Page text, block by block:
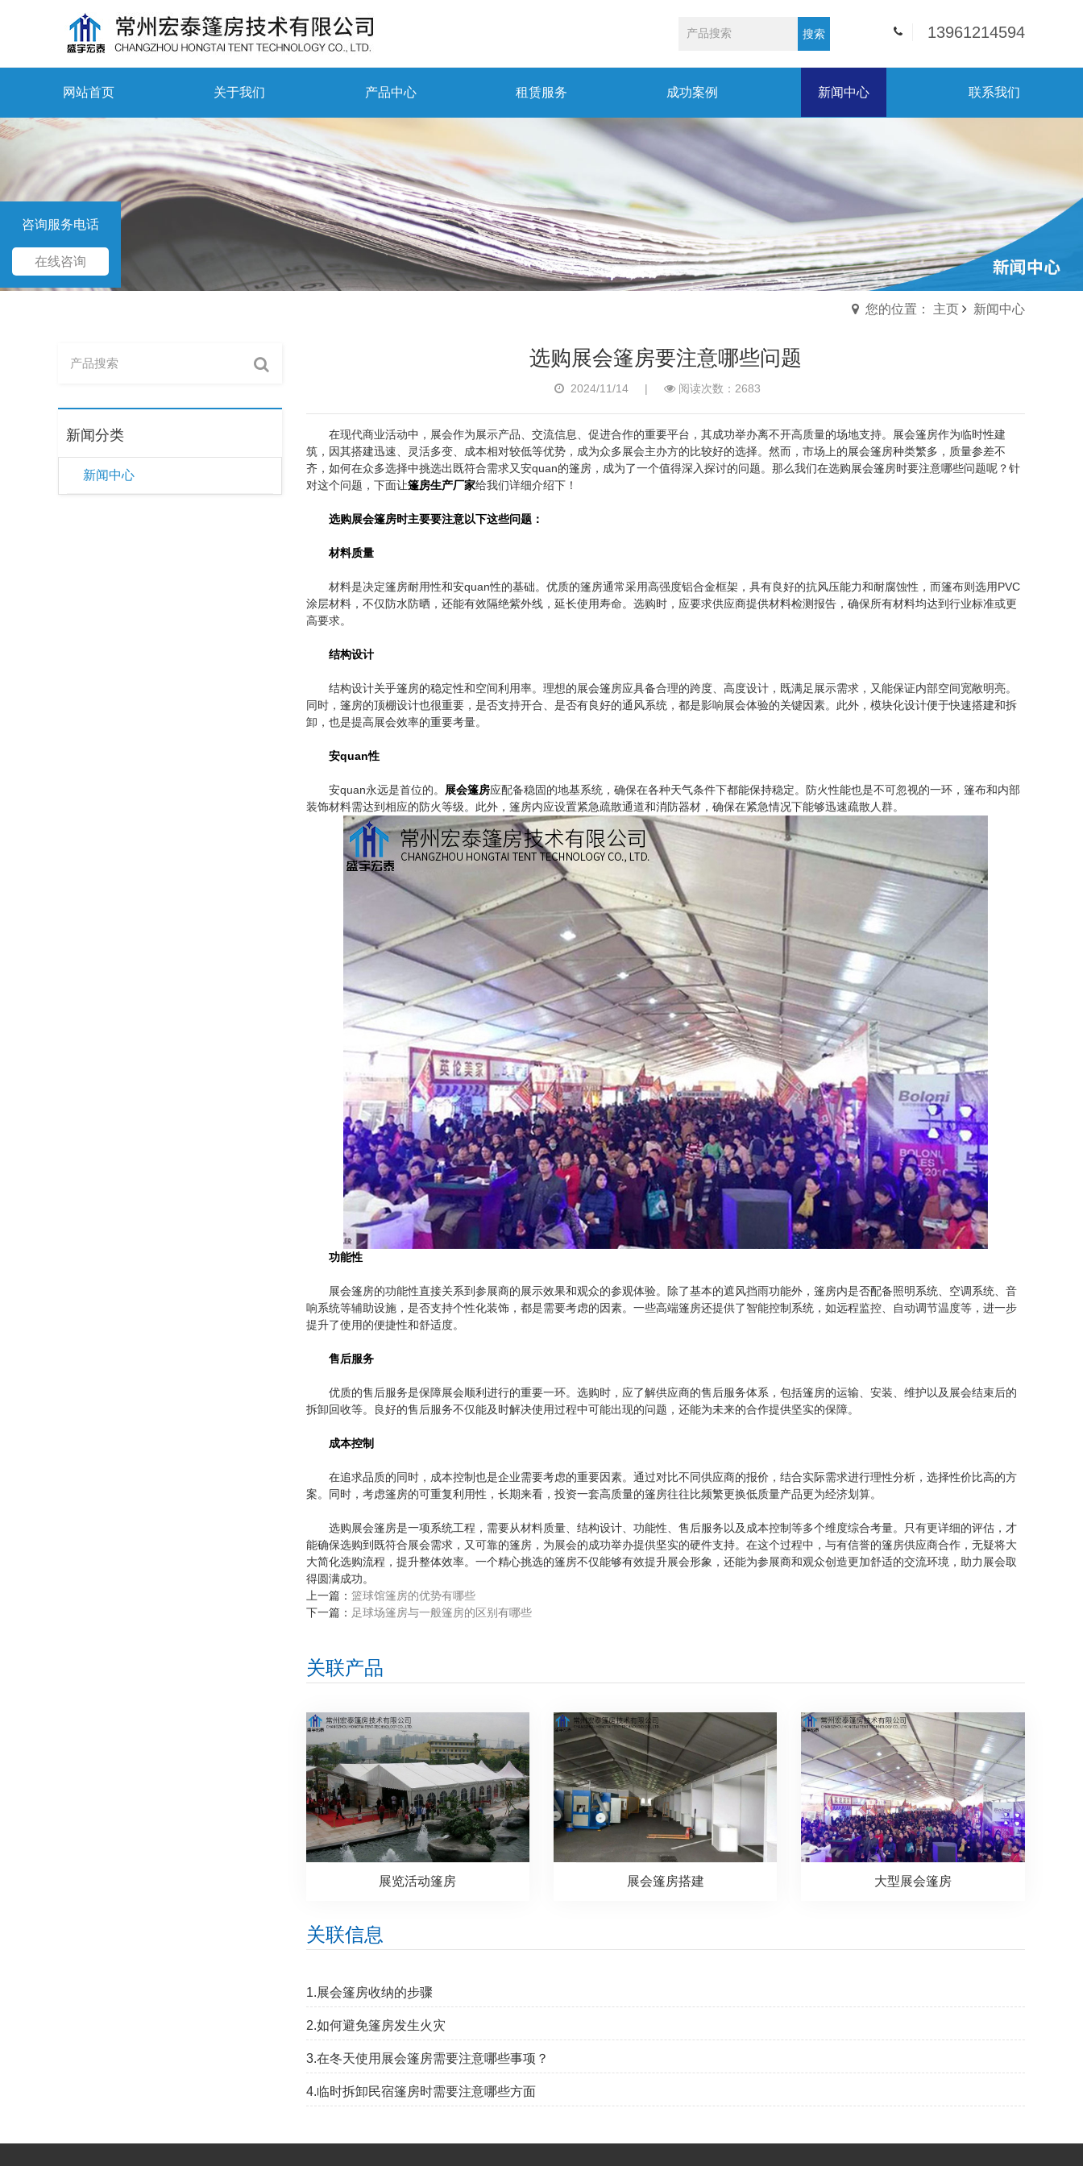
搜索 13961214594
网站首页 关于我们 产品中心 租赁服务 成功案例 新闻中心 联系我们
您的位置： 主页 新闻中心
新闻分类
新闻中心
选购展会篷房要注意哪些问题
2024/11/14 | 阅读次数：2683
在现代商业活动中，展会作为展示产品、交流信息、促进合作的重要平台，其成功举办离不开高质量的场地支持。展会篷房作为临时性建
筑，因其搭建迅速、灵活多变、成本相对较低等优势，成为众多展会主办方的比较好的选择。然而，市场上的展会篷房种类繁多，质量参差不
齐，如何在众多选择中挑选出既符合需求又安quan的篷房，成为了一个值得深入探讨的问题。那么我们在选购展会篷房时要注意哪些问题呢？针
对这个问题，下面让篷房生产厂家给我们详细介绍下！
选购展会篷房时主要要注意以下这些问题：
材料质量
材料是决定篷房耐用性和安quan性的基础。优质的篷房通常采用高强度铝合金框架，具有良好的抗风压能力和耐腐蚀性，而篷布则选用PVC
涂层材料，不仅防水防晒，还能有效隔绝紫外线，延长使用寿命。选购时，应要求供应商提供材料检测报告，确保所有材料均达到行业标准或更
高要求。
结构设计
结构设计关乎篷房的稳定性和空间利用率。理想的展会篷房应具备合理的跨度、高度设计，既满足展示需求，又能保证内部空间宽敞明亮。
同时，篷房的顶棚设计也很重要，是否支持开合、是否有良好的通风系统，都是影响展会体验的关键因素。此外，模块化设计便于快速搭建和拆
卸，也是提高展会效率的重要考量。
安quan性
安quan永远是首位的。 展会篷房应配备稳固的地基系统，确保在各种天气条件下都能保持稳定。防火性能也是不可忽视的一环，篷布和内部
装饰材料需达到相应的防火等级。此外，篷房内应设置紧急疏散通道和消防器材，确保在紧急情况下能够迅速疏散人群。
功能性
展会篷房的功能性直接关系到参展商的展示效果和观众的参观体验。除了基本的遮风挡雨功能外，篷房内是否配备照明系统、空调系统、音
响系统等辅助设施，是否支持个性化装饰，都是需要考虑的因素。一些高端篷房还提供了智能控制系统，如远程监控、自动调节温度等，进一步
提升了使用的便捷性和舒适度。
售后服务
优质的售后服务是保障展会顺利进行的重要一环。选购时，应了解供应商的售后服务体系，包括篷房的运输、安装、维护以及展会结束后的
拆卸回收等。良好的售后服务不仅能及时解决使用过程中可能出现的问题，还能为未来的合作提供坚实的保障。
成本控制
在追求品质的同时，成本控制也是企业需要考虑的重要因素。通过对比不同供应商的报价，结合实际需求进行理性分析，选择性价比高的方
案。同时，考虑篷房的可重复利用性，长期来看，投资一套高质量的篷房往往比频繁更换低质量产品更为经济划算。
选购展会篷房是一项系统工程，需要从材料质量、结构设计、功能性、售后服务以及成本控制等多个维度综合考量。只有更详细的评估，才
能确保选购到既符合展会需求，又可靠的篷房，为展会的成功举办提供坚实的硬件支持。在这个过程中，与有信誉的篷房供应商合作，无疑将大
大简化选购流程，提升整体效率。一个精心挑选的篷房不仅能够有效提升展会形象，还能为参展商和观众创造更加舒适的交流环境，助力展会取
得圆满成功。
上一篇： 篮球馆篷房的优势有哪些
下一篇： 足球场篷房与一般篷房的区别有哪些
关联产品
展览活动篷房 展会篷房搭建 大型展会篷房
关联信息
1.展会篷房收纳的步骤
2.如何避免篷房发生火灾
3.在冬天使用展会篷房需要注意哪些事项？
4.临时拆卸民宿篷房时需要注意哪些方面
咨询服务电话
在线咨询